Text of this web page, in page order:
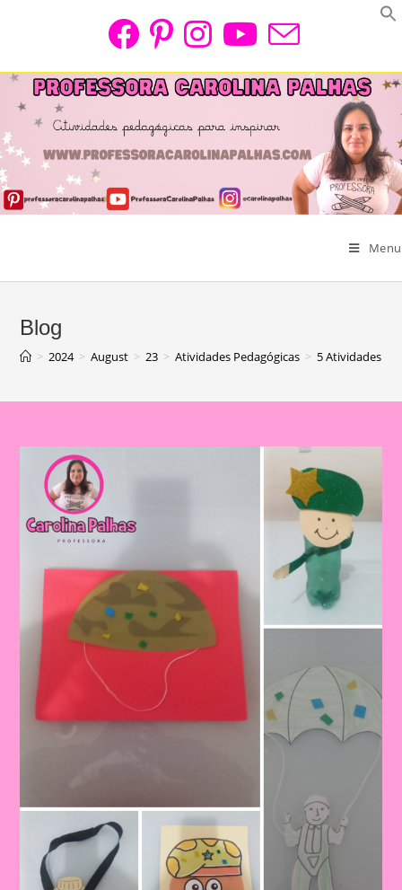
Menu
Blog
> 2024 > August > 23 > Atividades Pedagógicas > 5 Atividades